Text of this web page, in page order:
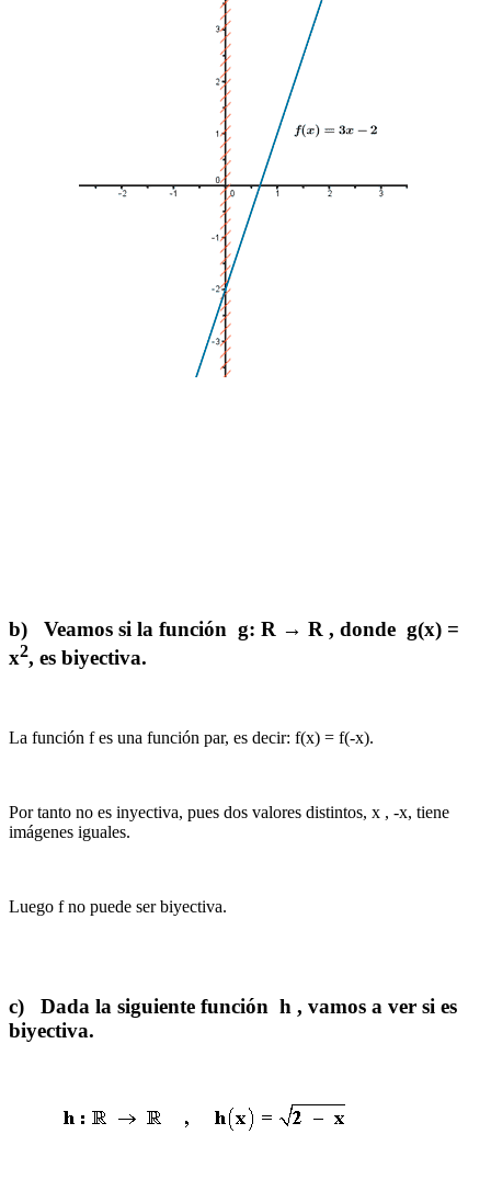
b) Veamos si la función g: R → R , donde g(x) =
x2, es biyectiva.
La función f es una función par, es decir: f(x) = f(-x).
Por tanto no es inyectiva, pues dos valores distintos, x , -x, tiene
imágenes iguales.
Luego f no puede ser biyectiva.
c) Dada la siguiente función h , vamos a ver si es
biyectiva.